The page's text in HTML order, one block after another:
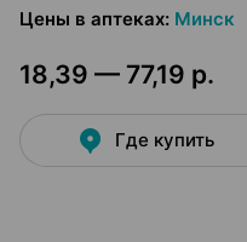
Цены в аптеках: Минск
18,39 — 77,19 р.
Где купить